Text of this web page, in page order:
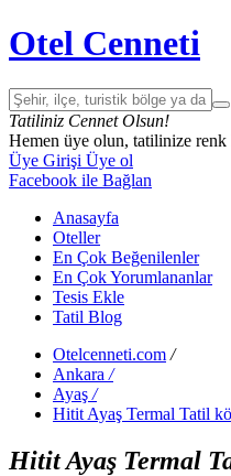
Otel Cenneti
Tatiliniz Cennet Olsun!
Hemen üye olun, tatilinize renk
Üye Girişi Üye ol
Facebook ile Bağlan
Anasayfa
Oteller
En Çok Beğenilenler
En Çok Yorumlananlar
Tesis Ekle
Tatil Blog
Otelcenneti.com /
Ankara /
Ayaş /
Hitit Ayaş Termal Tatil
Hitit Ayaş Termal